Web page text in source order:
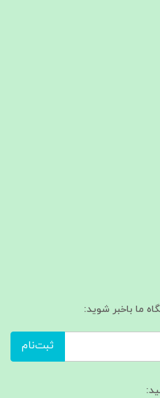
ما باخبر شوید:
ثبت‌نام